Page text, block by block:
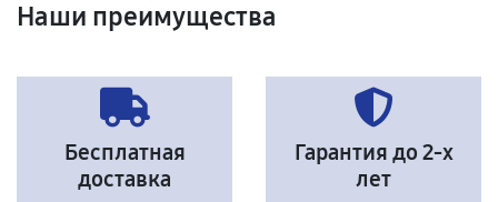
Наши преимущества
Бесплатная
доставка
Гарантия до 2-х
лет